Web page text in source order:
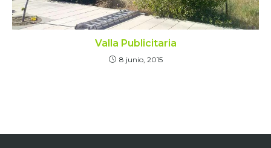
Valla Publicitaria
8 junio, 2015